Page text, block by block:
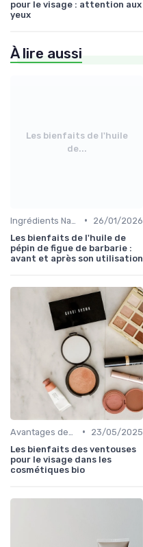
pour le visage : attention aux
yeux
À lire aussi
Les bienfaits de l'huile
de...
•
26/01/2026
Les bienfaits de l'huile de
pépin de figue de barbarie :
avant et après son utilisation
•
23/05/2025
Les bienfaits des ventouses
pour le visage dans les
cosmétiques bio